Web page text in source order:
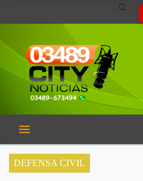
DEFENSA CIVIL